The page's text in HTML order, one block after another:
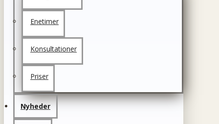
Enetimer
Konsultationer
Priser
Nyheder